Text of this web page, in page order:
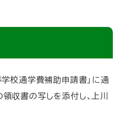
校通学費補助申請書」に通
収書の写しを添付し、上川